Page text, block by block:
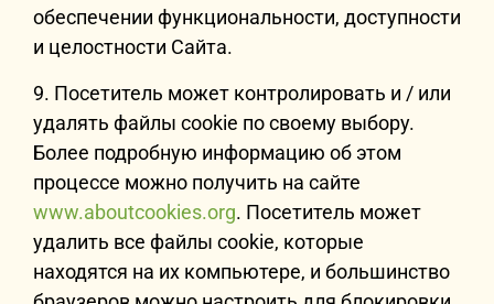
обеспечении функциональности, доступности
и целостности Сайта.
9. Посетитель может контролировать и / или
удалять файлы cookie по своему выбору.
Более подробную информацию об этом
процессе можно получить на сайте
www.aboutcookies.org. Посетитель может
удалить все файлы cookie, которые
находятся на их компьютере, и большинство